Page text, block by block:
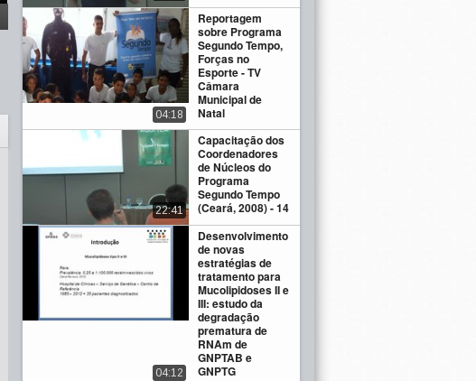
Reportagem
sobre Programa
Segundo Tempo,
Forças no
Esporte - TV
Câmara
Municipal de
Natal
04:18
Capacitação dos
Coordenadores
de Núcleos do
Programa
Segundo Tempo
(Ceará, 2008) - 14
22:41
Desenvolvimento
de novas
estratégias de
tratamento para
Mucolipidoses II e
III: estudo da
degradação
prematura de
RNAm de
GNPTAB e
GNPTG
04:12